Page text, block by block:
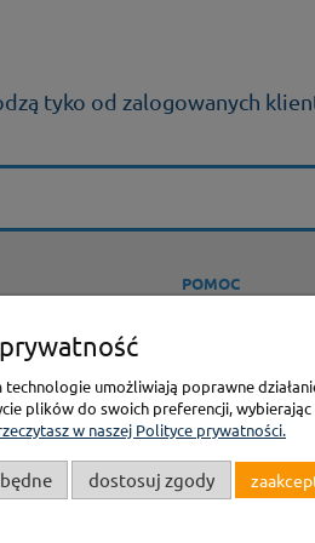
tyko od zalogowanych
POMOC
REGULAMINY
POLITYKA
GPSR
umożliwiają poprawne
plików do swoich preferencji,
w naszej Polityce prywatności.
dostosuj zgody